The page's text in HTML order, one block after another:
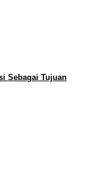
Sebagai Tujuan